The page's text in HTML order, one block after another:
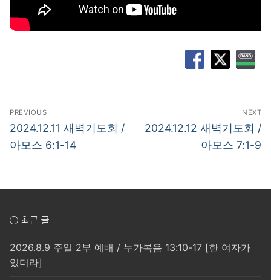
글
탐
색
PREVIOUS
Previous
post:
2024.12.11 새벽기도회 /
아모스 6:1-14
NEXT
Next
2024.12.12 새벽기도회 /
아모스 7:1-9
○ 최근 글
2026.8.9 주일 2부 예배 / 누가복음 13:10-17 [한 여자가
있더라]